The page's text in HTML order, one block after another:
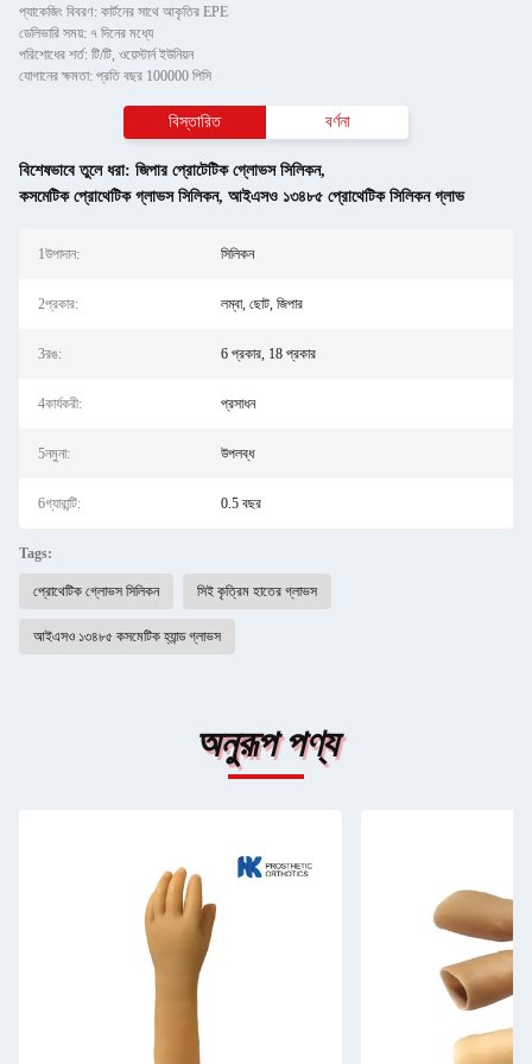
প্যাকেজিং বিবরণ: কার্টনের সাথে আকৃতির EPE
ডেলিভারি সময়: ৭ দিনের মধ্যে
পরিশোধের শর্ত: টি/টি, ওয়েস্টার্ন ইউনিয়ন
যোগানের ক্ষমতা: প্রতি বছর 100000 পিসি
বিস্তারিত বর্ণনা
বিশেষভাবে তুলে ধরা: জিপার প্রোটেটিক গ্লোভস সিলিকন,
কসমেটিক প্রোথেটিক গ্লাভস সিলিকন, আইএসও ১৩৪৮৫ প্রোথেটিক সিলিকন গ্লাভ
1উপাদান: সিলিকন
2প্রকার: লম্বা, ছোট, জিপার
3রঙ: 6 প্রকার, 18 প্রকার
4কার্যকরী: প্রসাধন
5নমুনা: উপলব্ধ
6গ্যারান্টি: 0.5 বছর
Tags:
প্রোথেটিক গ্লোভস সিলিকন সিই কৃত্রিম হাতের গ্লাভস
আইএসও ১৩৪৮৫ কসমেটিক হ্যান্ড গ্লাভস
অনুরূপ পণ্য